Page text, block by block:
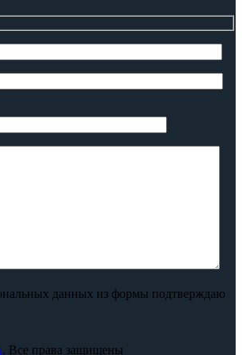
данных из формы подтверждаю
. Все права защищены